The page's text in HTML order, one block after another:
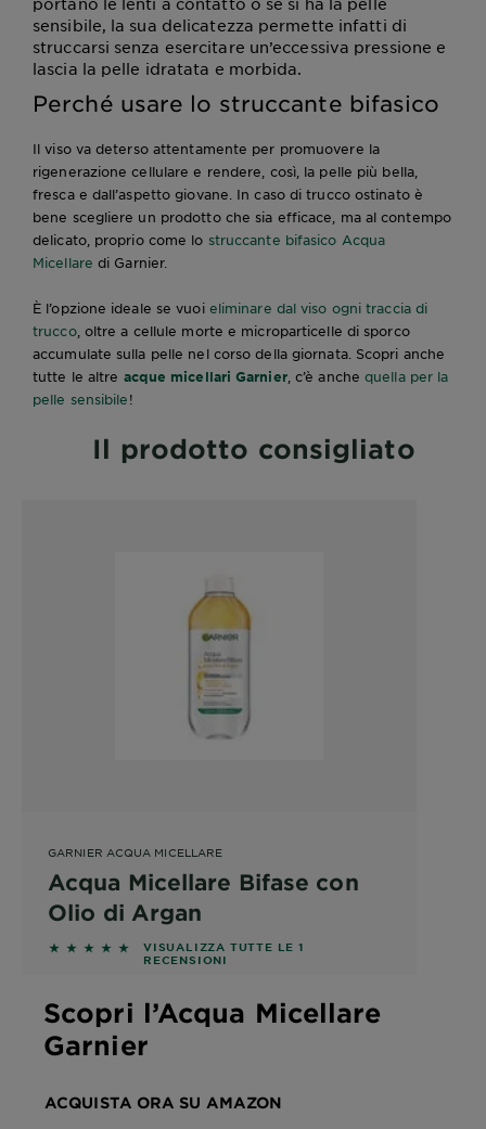
sensibile, la sua delicatezza permette infatti di
struccarsi senza esercitare un’eccessiva pressione e
lascia la pelle idratata e morbida.
Perché usare lo struccante bifasico
Il viso va deterso attentamente per promuovere la
rigenerazione cellulare e rendere, così, la pelle più bella,
fresca e dall’aspetto giovane. In caso di trucco ostinato è
bene scegliere un prodotto che sia efficace, ma al contempo
delicato, proprio come lo struccante bifasico Acqua
Micellare di Garnier.
È l’opzione ideale se vuoi eliminare dal viso ogni traccia di
trucco, oltre a cellule morte e microparticelle di sporco
accumulate sulla pelle nel corso della giornata. Scopri anche
tutte le altre acque micellari Garnier, c’è anchequella per la
pelle sensibile!
Il prodotto consigliato
GARNIER ACQUA MICELLARE
Acqua Micellare Bifase con
Olio di Argan
5 out of 5 stars based on reviews
VISUALIZZA TUTTE LE 1
RECENSIONI
Scopri l’Acqua Micellare
Garnier
ACQUISTA ORA SU AMAZON